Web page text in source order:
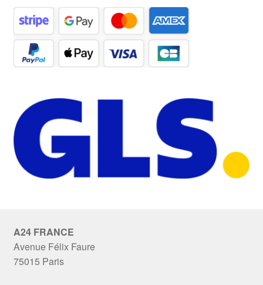
A24 FRANCE
Avenue Félix Faure
75015 Paris